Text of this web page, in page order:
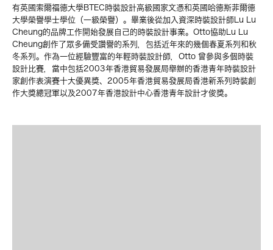
有英國索爾福德大學BTEC時裝設計高級國家文憑和英國哈德斯菲爾德
大學榮譽學士學位（一級榮譽）。畢業後從加入資深時裝設計師Lu Lu
Cheung的品牌工作開始發展自己的時裝設計事業。Otto協助Lu Lu
Cheung創作了眾多備受讚譽的系列，包括近年來的幾個春夏系列和秋
冬系列。作為一位經驗豐富的年輕時裝設計師，Otto 曾參與多個時裝
設計比賽，當中包括2003年香港貿易發展局舉辦的香港青年時裝設計
家創作表演賽十大優異獎、2005年香港貿易發展局香港新系列時裝創
作大獎總冠軍以及2007年香港設計中心香港青年設計才俊獎。